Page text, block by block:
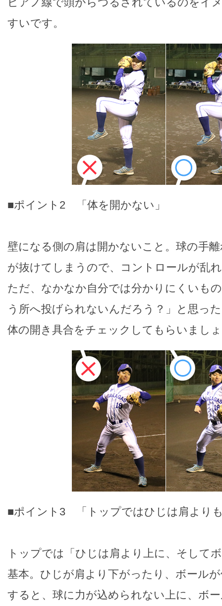
すいです。
■ポイント2 「体を開かない」
壁になる側の肩は開かないこと。球の手
が抜けてしまうので、コントロールが乱
ただ、なかなか自分では分かりにくいも
う所へ投げられないんだろう？」と思っ
体の開き具合をチェックしてもらいまし
■ポイント3 「トップではひじは肩より
トップでは「ひじは肩より上に、そして
基本。ひじが肩より下がったり、ボール
すると、球に力が込められない上に、ボ